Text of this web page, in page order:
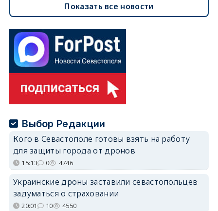
Показать все новости
Выбор Редакции
Кого в Севастополе готовы взять на работу
для защиты города от дронов
15:13 0 4746
Украинские дроны заставили севастопольцев
задуматься о страховании
20:01 10 4550